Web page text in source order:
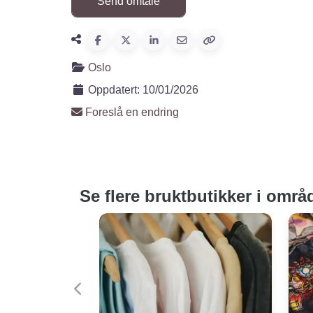
Oslo
Oppdatert: 10/01/2026
Foreslå en endring
Se flere bruktbutikker i
Forige